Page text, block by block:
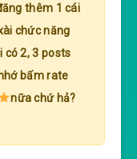
thêm 1 cái
chức năng
có 2, 3 posts
bấm rate
nữa chứ hả?